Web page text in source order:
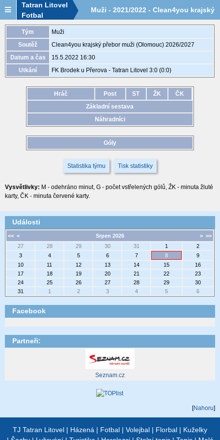
Tatran Litovel
Fotbal
Muži - 2021/2022 - Clean4you krajský
2021710A1A2401
Tým
Muži
Soutěž
Clean4you krajský přebor muži (Olomouc) 2026/2027
Datum a čas
15.5.2022 16:30
Utkání
FK Brodek u Přerova - Tatran Litovel 3:0 (0:0)
Hráč Post ST ŽK
ČK
Základní sestava
Náhradníci
Góly
Statistika týmu Tisk statistiky
Vysvětlivky: M - odehráno minut, G - počet vstřelených gólů, ŽK - minuta žluté
karty, ČK - minuta červené karty.
Události
<< < > >>
Srpen 2026
27
28 29 30 31 1
2
3
4 5 6 7 8
9
10
11 12 13 14 15
16
17
18 19 20 21 22
23
24
25 26 27 28 29
30
31
1 2 3 4 5 6
Facebook
Partneři:
Seznam.cz
[Nahoru]
TJ Tatran Litovel | Házená | Fotbal | Volejbal | Florbal | Kuželky